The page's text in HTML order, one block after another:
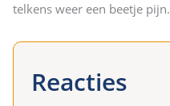
telkens weer een beetje pijn.